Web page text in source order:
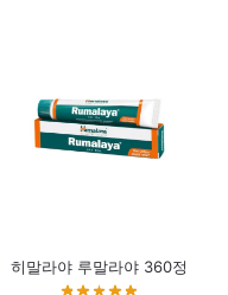
히말라야 루말라야 360정